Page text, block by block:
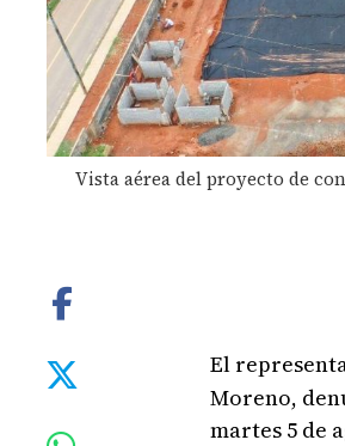
Vista aérea del proyecto de
El
Moreno,
martes 5 de